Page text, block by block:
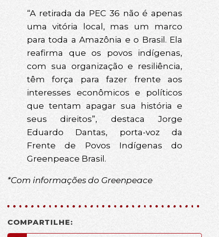
“A retirada da PEC 36 não é apenas
uma vitória local, mas um marco
para toda a Amazônia e o Brasil. Ela
reafirma que os povos indígenas,
com sua organização e resiliência,
têm força para fazer frente aos
interesses econômicos e políticos
que tentam apagar sua história e
seus direitos”, destaca Jorge
Eduardo Dantas, porta-voz da
Frente de Povos Indígenas do
Greenpeace Brasil.
*Com informações do Greenpeace
COMPARTILHE: